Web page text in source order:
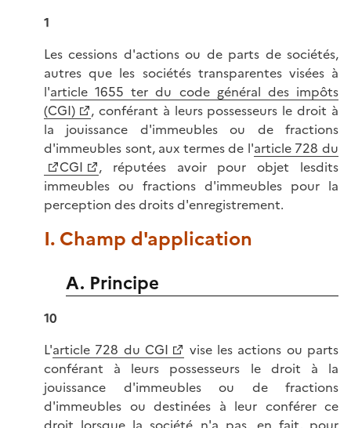
1
Les cessions d'actions ou de parts de sociétés,
autres que les sociétés transparentes visées à
l'article 1655 ter du code général des impôts
(CGI)
, conférant à leurs possesseurs le droit à
la jouissance d'immeubles ou de fractions
d'immeubles sont, aux termes de l'article 728 du
CGI
, réputées avoir pour objet lesdits
immeubles ou fractions d'immeubles pour la
perception des droits d'enregistrement.
I. Champ d'application
A. Principe
10
L'article 728 du CGI
vise les actions ou parts
conférant à leurs possesseurs le droit à la
jouissance d'immeubles ou de fractions
d'immeubles ou destinées à leur conférer ce